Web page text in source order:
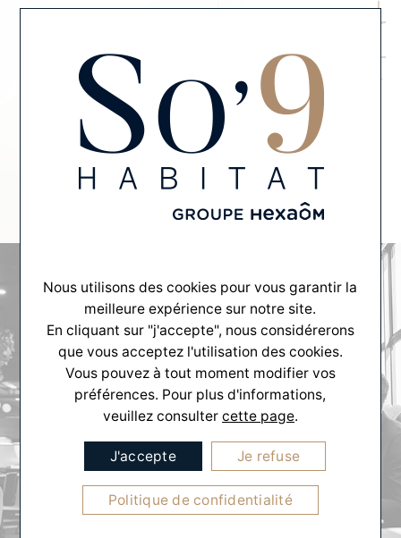
MENU
Contact
Tout commence par un échange...
Nous utilisons des cookies pour vous garantir la
meilleure expérience sur notre site.
En cliquant sur "j'accepte", nous considérerons
que vous acceptez l'utilisation des cookies.
Vous pouvez à tout moment modifier vos
préférences. Pour plus d'informations,
veuillez consulter cette page.
J'accepte Je refuse
Politique de confidentialité